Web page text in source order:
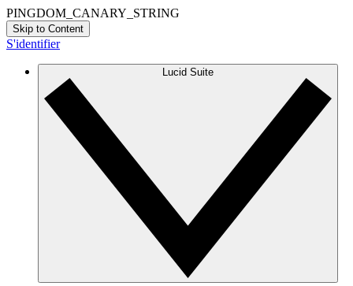
PINGDOM_CANARY_STRING
Skip to Content
S'identifier
Lucid Suite